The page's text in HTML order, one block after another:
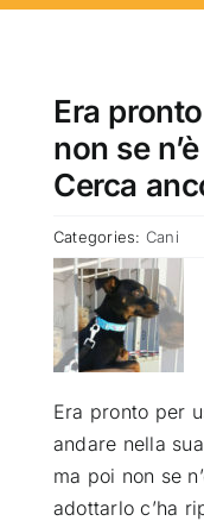
HOME
SMARRITI O DA
ADOTTATI O RITROVATI
ATTUALITÀ
VIDEO
CHI SIAMO
Era
non se
Cerca
Categories: Cani
Era pronto per
andare nella
ma poi non se
adottarlo c’ha